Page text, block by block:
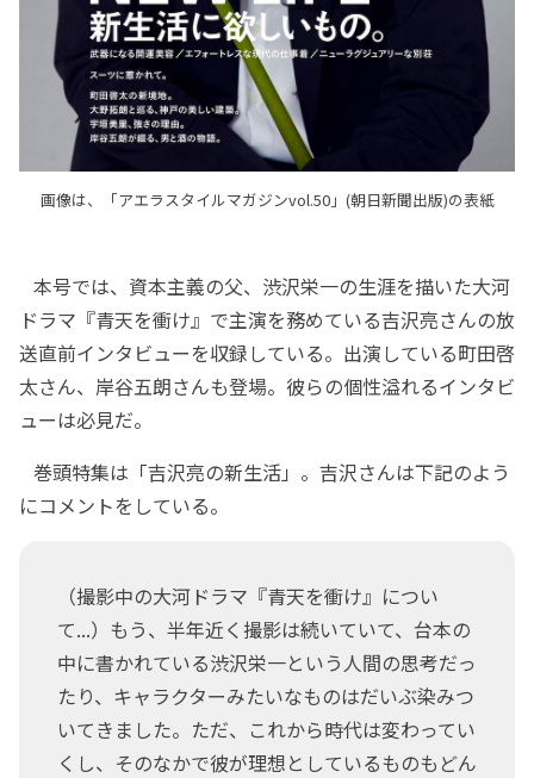
画像は、「アエラスタイルマガジンvol.50」(朝日新聞出版)の表紙
本号では、資本主義の父、渋沢栄一の生涯を描いた大河
ドラマ『青天を衝け』で主演を務めている吉沢亮さんの放
送直前インタビューを収録している。出演している町田啓
太さん、岸谷五朗さんも登場。彼らの個性溢れるインタビ
ューは必見だ。
巻頭特集は「吉沢亮の新生活」。吉沢さんは下記のよう
にコメントをしている。
（撮影中の大河ドラマ『青天を衝け』につい
て...）もう、半年近く撮影は続いていて、台本の
中に書かれている渋沢栄一という人間の思考だっ
たり、キャラクターみたいなものはだいぶ染みつ
いてきました。ただ、これから時代は変わってい
くし、そのなかで彼が理想としているものもどん